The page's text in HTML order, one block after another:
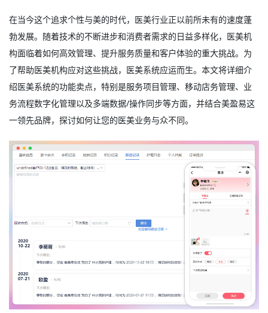
在当今这个追求个性与美的时代，医美行业正以前所未有的速度蓬
勃发展。随着技术的不断进步和消费者需求的日益多样化，医美机
构面临着如何高效管理、提升服务质量和客户体验的重大挑战。为
了帮助医美机构应对这些挑战， 医美系统应运而生。本文将详细介
绍医美系统的功能卖点，特别是服务项目管理、移动店务管理、业
务流程数字化管理以及多端数据/操作同步等方面，并结合美盈易这
一领先品牌，探讨如何让您的医美业务与众不同。